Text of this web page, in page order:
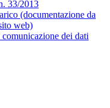
33/2013
(documentazione da
web)
dei dati